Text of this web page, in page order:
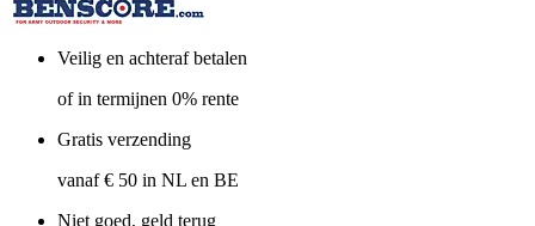
Veilig en achteraf betalen
of in termijnen 0% rente
Gratis verzending
vanaf € 50 in NL en BE
Niet goed, geld terug